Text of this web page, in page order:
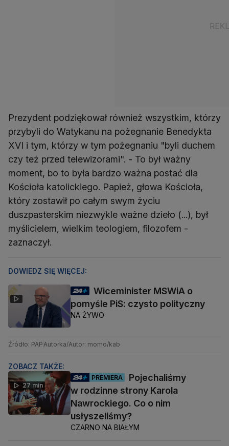
Prezydent podziękował również wszystkim, którzy
przybyli do Watykanu na pożegnanie Benedykta
XVI i tym, którzy w tym pożegnaniu "byli duchem
czy też przed telewizorami". - To był ważny
moment, bo to była bardzo ważna postać dla
Kościoła katolickiego. Papież, głowa Kościoła,
który zostawił po całym swym życiu
duszpasterskim niezwykle ważne dzieło (...), był
myślicielem, wielkim teologiem, filozofem -
zaznaczył.
DOWIEDZ SIĘ WIĘCEJ:
Wiceminister MSWiA o
pomyśle PiS: czysto polityczny
NA ŻYWO
Źródło: PAPAutorka/Autor: momo/kab
ZOBACZ TAKŻE:
27 min
PREMIERA
Pojechaliśmy
w rodzinne strony Karola
Nawrockiego. Co o nim
usłyszeliśmy?
CZARNO NA BIAŁYM